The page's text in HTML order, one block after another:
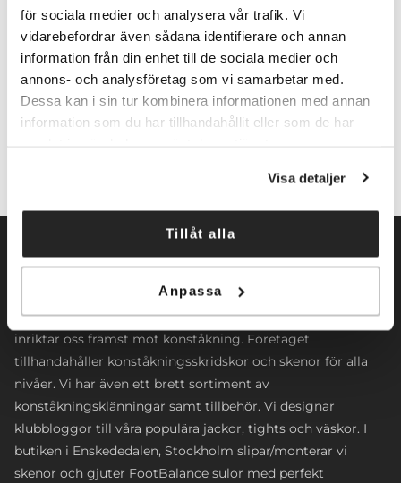
för sociala medier och analysera vår trafik. Vi
vidarebefordrar även sådana identifierare och annan
information från din enhet till de sociala medier och
annons- och analysföretag som vi samarbetar med.
Dessa kan i sin tur kombinera informationen med annan
information som du har tillhandahållit eller som de har
Visa detaljer
Tillåt alla
Anpassa
Lägg till i varukorg
Norrköpings Skateshop startade sin verksamhet 2009. Vi
inriktar oss främst mot konståkning. Företaget
tillhandahåller konståkningsskridskor och skenor för alla
nivåer. Vi har även ett brett sortiment av
konståkningsklänningar samt tillbehör. Vi designar
klubbloggor till våra populära jackor, tights och väskor. I
butiken i Enskededalen, Stockholm slipar/monterar vi
skenor och gjuter FootBalance sulor med perfekt